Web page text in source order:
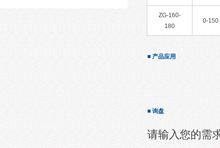
ZG-160-
180
0-150
■ 产品应用
■ 询盘
请输入您的需